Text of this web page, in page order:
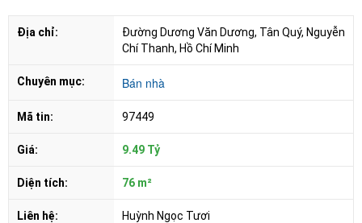
Địa chỉ:
Đường Dương Văn Dương, Tân Quý, Nguyễn
Chí Thanh, Hồ Chí Minh
Chuyên mục: Bán nhà
Mã tin: 97449
Giá: 9.49 Tỷ
Diện tích: 76 m²
Liên hệ: Huỳnh Ngọc Tươi